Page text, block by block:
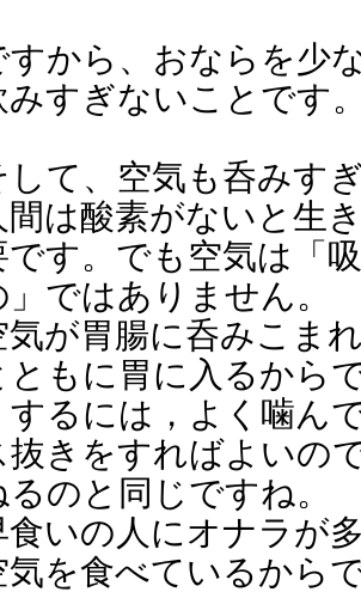
すから、おならを少
みすぎないことです
して、空気も呑みす
間は酸素がないと生
です。でも空気は「
」ではありません。
気が胃腸に呑みこま
ともに胃に入るから
するには，よく噛ん
抜きをすればよいの
るのと同じですね。
食いの人にオナラが
気を食べているから